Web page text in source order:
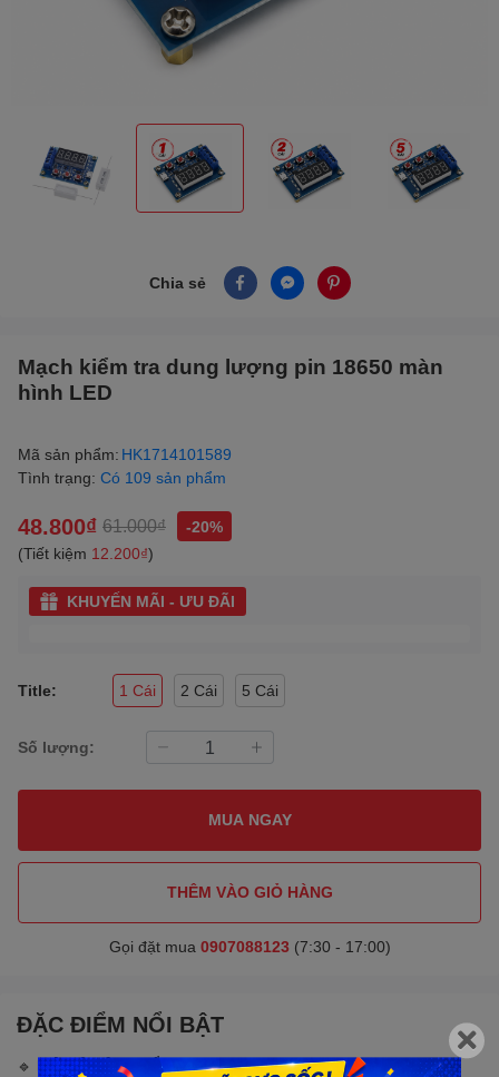
Chia sẻ
Mạch kiểm tra dung lượng pin 18650 màn
hình LED
Mã sản phẩm: HK1714101589
Tình trạng: Có 109 sản phẩm
48.800₫ 61.000₫
-20%
(Tiết kiệm 12.200₫)
KHUYẾN MÃI - ƯU ĐÃI
Title: 1 Cái 2 Cái 5 Cái
Số lượng:
MUA NGAY
THÊM VÀO GIỎ HÀNG
Gọi đặt mua 0907088123 (7:30 - 17:00)
ĐẶC ĐIỂM NỔI BẬT
🔹 MÔ TẢ SẢN PHẨM